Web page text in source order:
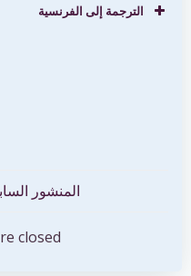
الترجمة إلى الفرنسية
المقالات
المنشور
closed